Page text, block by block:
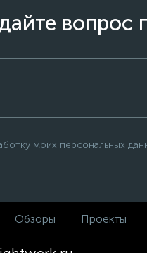
вопрос
моих персональных
Обзоры Проекты